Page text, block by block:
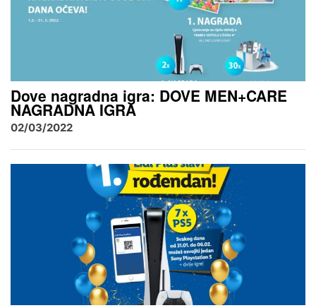
Dove nagradna igra: DOVE MEN+CARE
NAGRADNA IGRA
02/03/2022